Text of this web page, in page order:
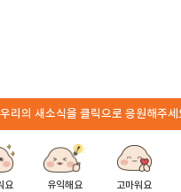
리의 새소식을 클릭으로 응원해주세
요 유익해요 고마워요